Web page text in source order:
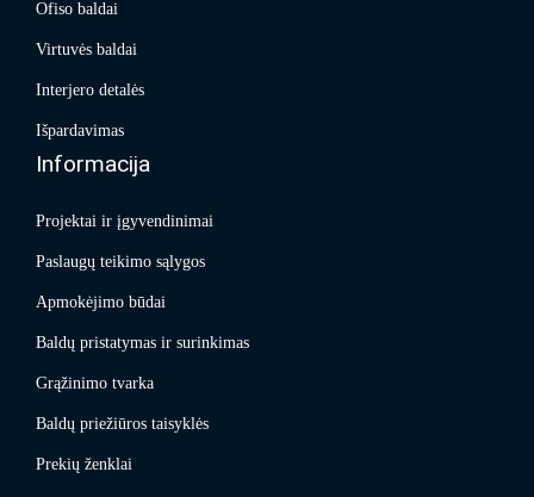
Ofiso baldai
Virtuvės baldai
Interjero detalės
Išpardavimas
Informacija
Projektai ir įgyvendinimai
Paslaugų teikimo sąlygos
Apmokėjimo būdai
Baldų pristatymas ir surinkimas
Grąžinimo tvarka
Baldų priežiūros taisyklės
Prekių ženklai